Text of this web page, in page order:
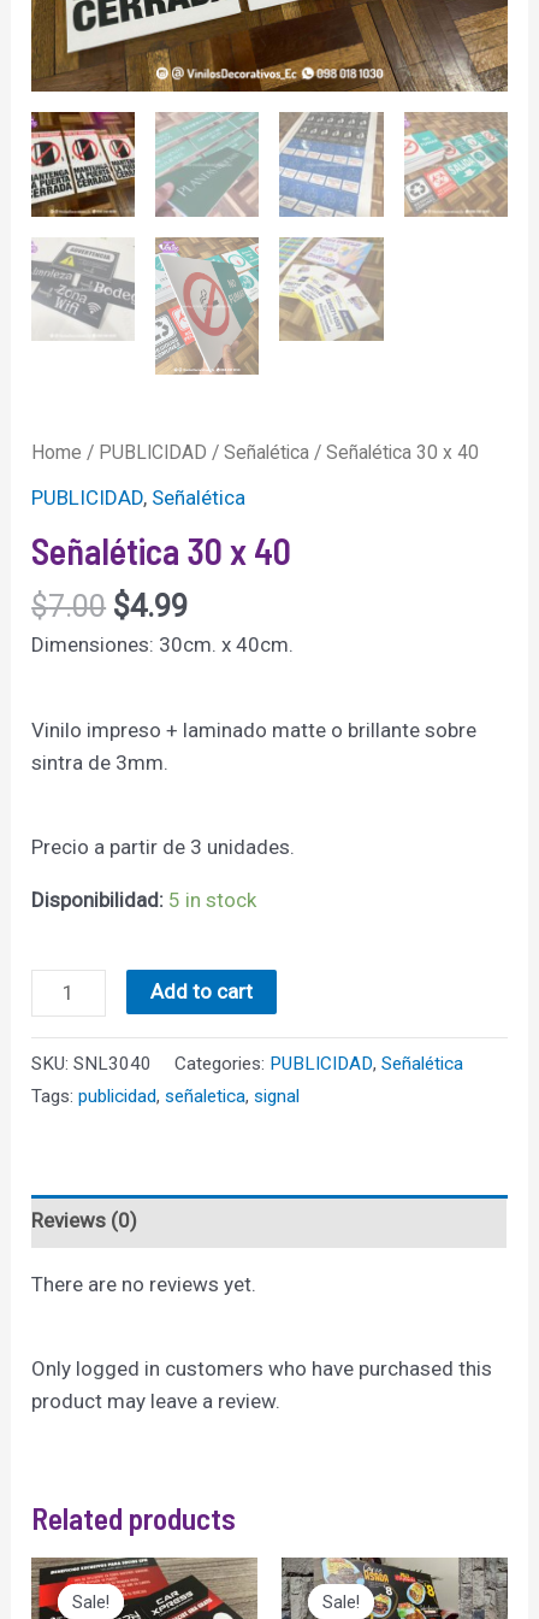
Home / PUBLICIDAD /Señalética / Señalética 30 x 40
PUBLICIDAD, Señalética
Señalética 30 x 40
$7.00 $4.99
Dimensiones: 30cm. x 40cm.
Vinilo impreso + laminado matte o brillante sobre
sintra de 3mm.
Precio a partir de 3 unidades.
Disponibilidad: 5 in stock
Señalética
30
quantity
Add to cart
SKU:SNL3040 Categories: PUBLICIDAD,Señalética
Tags:publicidad,señaletica,signal
Reviews (0)
There are no reviews yet.
Only logged in customers who have purchased this
product may leave a review.
Related products
Sale!
Sale! Sale!
Sale!